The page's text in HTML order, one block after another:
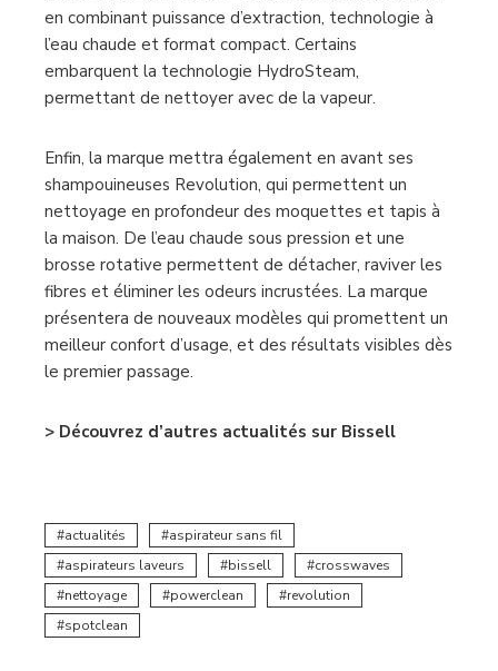
en combinant puissance d’extraction, technologie à
l’eau chaude et format compact. Certains
embarquent la technologie HydroSteam,
permettant de nettoyer avec de la vapeur.
Enfin, la marque mettra également en avant ses
shampouineuses Revolution, qui permettent un
nettoyage en profondeur des moquettes et tapis à
la maison. De l’eau chaude sous pression et une
brosse rotative permettent de détacher, raviver les
fibres et éliminer les odeurs incrustées. La marque
présentera de nouveaux modèles qui promettent un
meilleur confort d’usage, et des résultats visibles dès
le premier passage.
> Découvrez d’autres actualités sur Bissell
actualités
aspirateur sans fil
aspirateurs laveurs
bissell
crosswaves
nettoyage
powerclean
revolution
spotclean